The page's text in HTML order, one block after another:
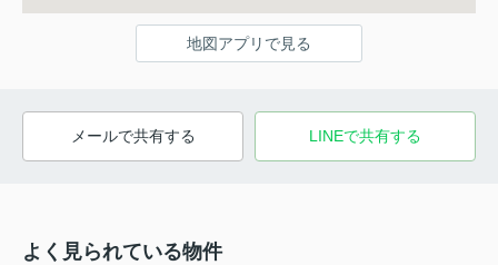
地図アプリで見る
メールで共有する LINEで共有する
よく見られている物件